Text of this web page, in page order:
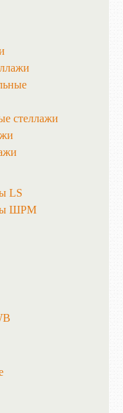
стеллажи
LS
ШРМ